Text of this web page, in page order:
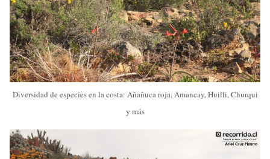
Diversidad de especies en la costa: Añañuca roja, Amancay, Huilli, Churqui
y más